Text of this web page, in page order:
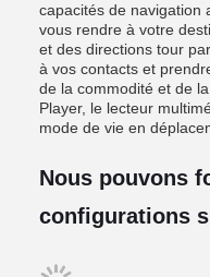
capacités de navigation
vous rendre à votre
et des directions tour
à vos contacts et
de la commodité et de
Player, le lecteur
mode de vie en
Nous pouvons
configurations